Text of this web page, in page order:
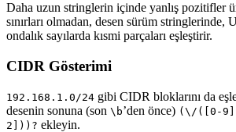
Daha uzun stringlerin içinde yanlış pozitifler
sınırları olmadan, desen sürüm stringlerinde,
ondalık sayılarda kısmi parçaları eşleştirir.
CIDR Gösterimi
192.168.1.0/24 gibi CIDR bloklarını da
desenin sonuna (son \b’den önce) (\/([0-
2]))? ekleyin.